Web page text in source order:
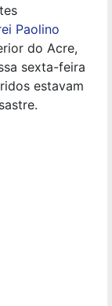
Paolino
do Acre,
sexta-feira
estavam